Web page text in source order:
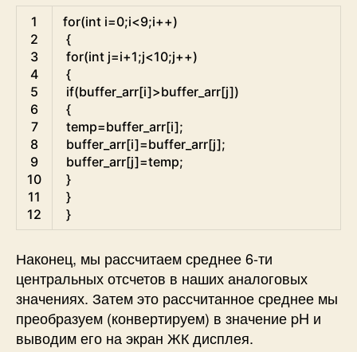
1
2
3
4
5
6
7
8
9
10
11
12
for(int i=0;i<9;i++)
{
for(int j=i+1;j<10;j++)
{
if(buffer_arr[i]>buffer_arr[j])
{
temp=buffer_arr[i];
buffer_arr[i]=buffer_arr[j];
buffer_arr[j]=temp;
}
}
}
Наконец, мы рассчитаем среднее 6-ти
центральных отсчетов в наших аналоговых
значениях. Затем это рассчитанное среднее мы
преобразуем (конвертируем) в значение pH и
выводим его на экран ЖК дисплея.